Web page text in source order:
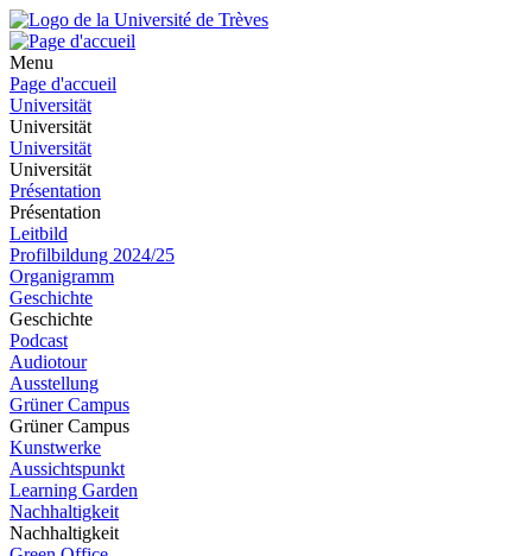
Menu
Page d'accueil
Universität
Universität
Universität
Universität
Présentation
Présentation
Leitbild
Profilbildung 2024/25
Organigramm
Geschichte
Geschichte
Podcast
Audiotour
Ausstellung
Grüner Campus
Grüner Campus
Kunstwerke
Aussichtspunkt
Learning Garden
Nachhaltigkeit
Nachhaltigkeit